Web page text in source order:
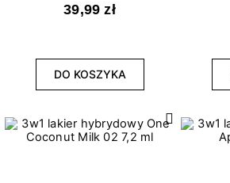
39,99 zł
DO KOSZYKA